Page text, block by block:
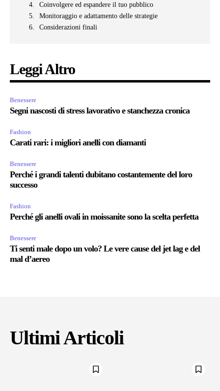
Coinvolgere ed espandere il tuo pubblico
Monitoraggio e adattamento delle strategie
Considerazioni finali
Leggi Altro
Benessere
Segni nascosti di stress lavorativo e stanchezza cronica
Fashion
Carati rari: i migliori anelli con diamanti
Benessere
Perché i grandi talenti dubitano costantemente del loro
successo
Fashion
Perché gli anelli ovali in moissanite sono la scelta perfetta
Benessere
Ti senti male dopo un volo? Le vere cause del jet lag e del
mal d’aereo
Ultimi Articoli